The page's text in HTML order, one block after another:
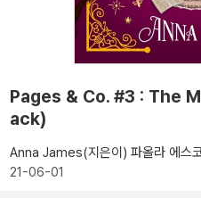
Pages & Co. #3 : The
ack)
Anna James(지은이) 파올라 에스
21-06-01